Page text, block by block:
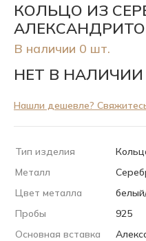
КОЛЬЦО ИЗ
В наличии 0 шт.
НЕТ В НАЛИЧИИ
Нашли дешевле?
Тип изделия
Металл
Цвет металла
Пробы
925
Основная вставка